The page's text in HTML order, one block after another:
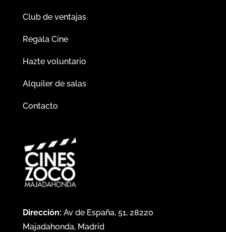
Club de ventajas
Regala Cine
Hazte voluntario
Alquiler de salas
Contacto
Dirección: Av de España, 51, 28220
Majadahonda, Madrid